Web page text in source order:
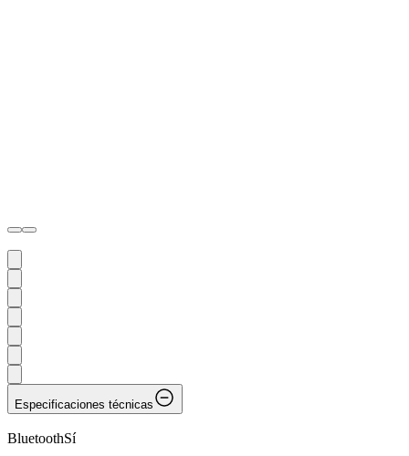
Especificaciones técnicas
BluetoothSí